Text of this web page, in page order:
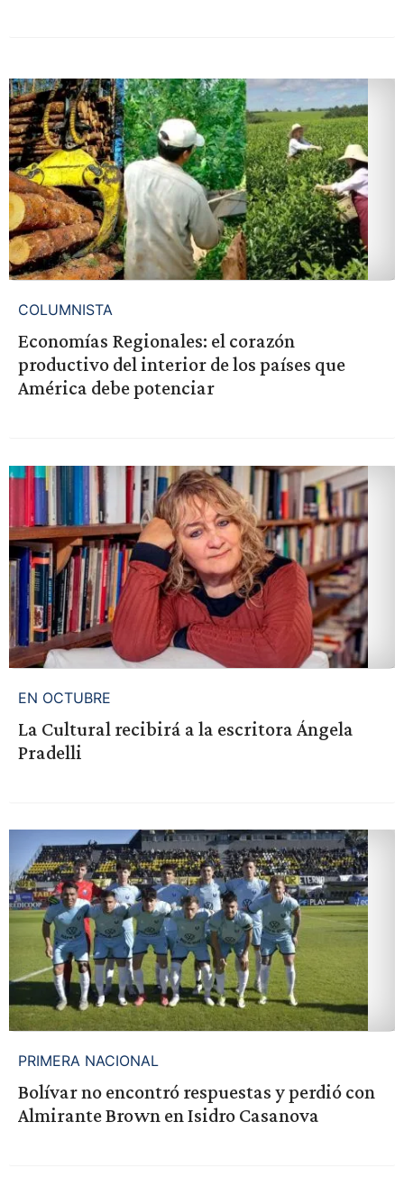
COLUMNISTA
Economías Regionales: el corazón
productivo del interior de los países que
América debe potenciar
EN OCTUBRE
La Cultural recibirá a la escritora Ángela
Pradelli
PRIMERA NACIONAL
Bolívar no encontró respuestas y perdió con
Almirante Brown en Isidro Casanova